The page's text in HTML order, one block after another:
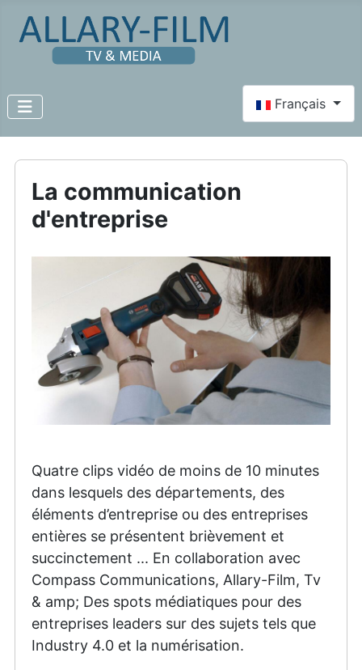
Select your
Français
La communication
d'entreprise
Quatre clips vidéo de moins de 10 minutes
dans lesquels des départements, des
éléments d’entreprise ou des entreprises
entières se présentent brièvement et
succinctement ... En collaboration avec
Compass Communications, Allary-Film, Tv
& amp; Des spots médiatiques pour des
entreprises leaders sur des sujets tels que
Industry 4.0 et la numérisation.